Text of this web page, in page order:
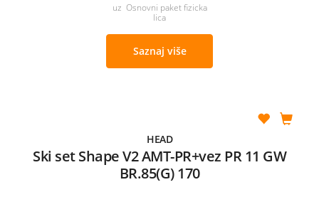
uz Osnovni paket fizicka
lica
Saznaj više
HEAD
Ski set Shape V2 AMT-PR+vez PR 11 GW
BR.85(G) 170